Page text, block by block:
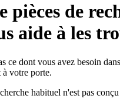
pièces de
aide à les
ce dont vous avez besoin
votre porte.
habituel n'est pas